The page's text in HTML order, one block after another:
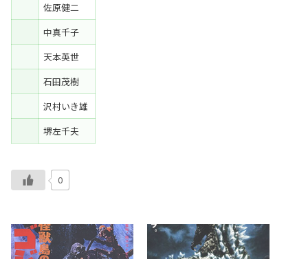
佐原健二
中真千子
天本英世
石田茂樹
沢村いき雄
堺左千夫
0